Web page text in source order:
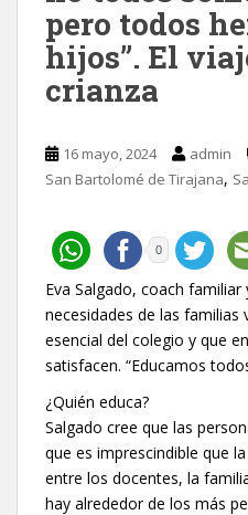
pero todos
hijos”. El
crianza
16 mayo, 2024 admin
San Bartolomé de Tirajana,
0
Eva Salgado, coach
necesidades de las familias
esencial del colegio y que
satisfacen. “Educamos
¿Quién educa?
Salgado cree que las
que es imprescindible que
entre los docentes, la
hay alrededor de los más